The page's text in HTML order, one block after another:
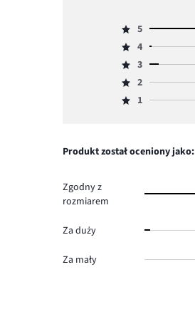
Ocena
5,
ilość
głosów
5
Ocena
4,
ilość
głosów
4
Ocena
3,
ilość
3
Ocena
2,
0.
2
Ocena
głosów
1
Produkt został oceniony jako:
Zgodny z
rozmiarem
Za duży
Za mały